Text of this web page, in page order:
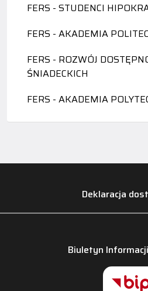
FERS - STUDENCI
FERS - AKADEMIA
FERS - ROZWÓJ
ŚNIADECKICH
FERS - AKADEMIA
Deklaracja
Biuletyn